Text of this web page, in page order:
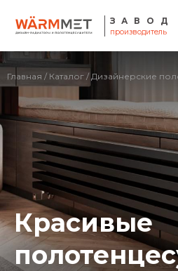
ЗАВОД
производитель
Главная / Каталог / Дизайнерские
Красивые